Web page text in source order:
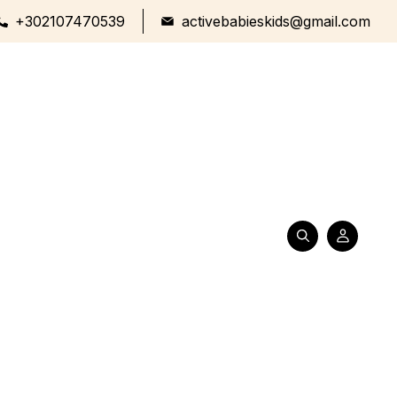
+302107470539 activebabieskids@gmail.com